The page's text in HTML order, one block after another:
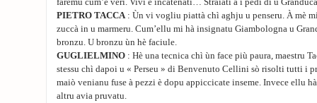
PIETRO TACCA : Ùn vi vogliu piattà chì aghju u penseru. À mè
zuccà in u marmeru. Cum’ellu mi hà insignatu Giambologna u
bronzu. U bronzu ùn hè faciule.
GUGLIELMINO : Hè una tecnica chì ùn face più paura, maestru
stessu chì dapoi u « Perseu » di Benvenuto Cellini sò risolti tutti i
maiò venianu fuse à pezzi è dopu appiccicate inseme. Invece ellu
altru avia pruvatu.